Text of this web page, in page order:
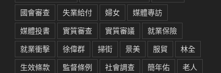
國會審查
失業給付 婦女
媒體專訪
媒體投書
實質審查 實質審議
就業保險
就業衝擊
徐偉群 掃街 景美 服貿
林全
生效條款
監督條例 社會調查 簡年佑
老人